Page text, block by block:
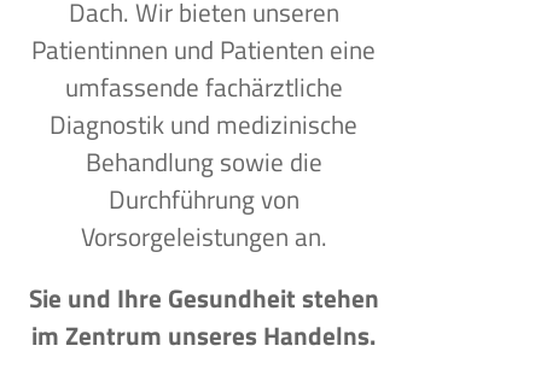
Dach. Wir bieten unseren
Patientinnen und Patienten eine
umfassende fachärztliche
Diagnostik und medizinische
Behandlung sowie die
Durchführung von
Vorsorgeleistungen an.
Sie und Ihre Gesundheit stehen
im Zentrum unseres Handelns.